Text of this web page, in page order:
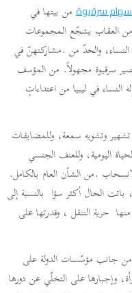
سهام سرقيوة من بيتها في
الإفلات من العقاب يشجّع المجموعات
والحدّ من .مشاركتهنّ في
سرقيوة مجهولاً. من المؤسف
في ليبيا من اعتداءاتٍ
وتشويه سمعة، وللمضايقات
اليومية، وللعنف الجنسي
.من الشأن العام بالكامل.
ومنذ اندلاع الصراع في طرابلس في أبريل 2019، باتت الحال أكثر سؤا بالنسبة إلى
حرية التنقل ، وقدرتها على
من جانب مؤسّسات الدولة على
وإجبارها على التخلّي عن دورها